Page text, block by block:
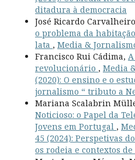
ditadura à democracia
José Ricardo
o problema da
lata , Media &
Francisco Rui Cádima,
revolucionário , Media
(2020): O ensino e o
jornalismo “ tributo a
Mariana Scalabrin
Noticioso: o Papel da
Jovens em Portugal ,
45 (2024): Perspetivas
os rodeia e contextos